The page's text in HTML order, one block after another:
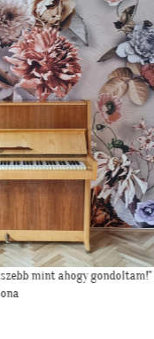
köszönjük a lehetőséget, és